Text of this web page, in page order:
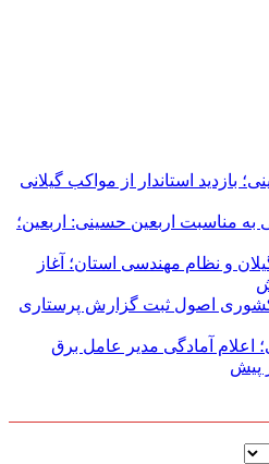
بازدید استاندار از مواکب گیلانی
به مناسبت اربعین حسینی: اربعین؛
و نظام مهندسی استان؛ آغاز
کشوری اصول ثبت گزارش پرستاری
اعلام آمادگی مدیر عامل برق